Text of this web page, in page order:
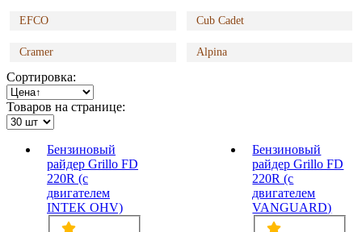
EFCO Cub Cadet
Cramer Alpina
Сортировка:
Товаров на странице:
Бензиновый
райдер Grillo FD
220R (с
двигателем
INTEK OHV)
Бензиновый
райдер Grillo FD
220R (с
двигателем
VANGUARD)